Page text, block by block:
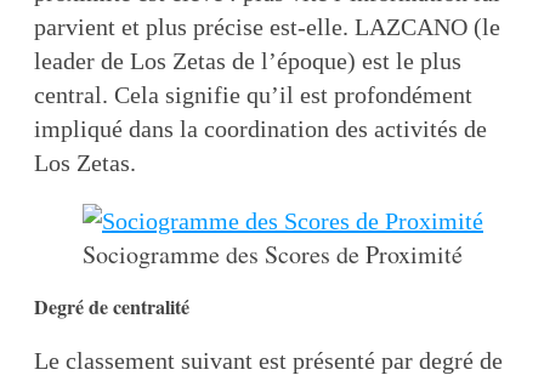
parvient et plus précise est-elle. LAZCANO (le
leader de Los Zetas de l’époque) est le plus
central. Cela signifie qu’il est profondément
impliqué dans la coordination des activités de
Los Zetas.
Sociogramme des Scores de Proximité
Degré de centralité
Le classement suivant est présenté par degré de